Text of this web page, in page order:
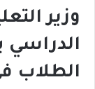
وزير
الطلاب